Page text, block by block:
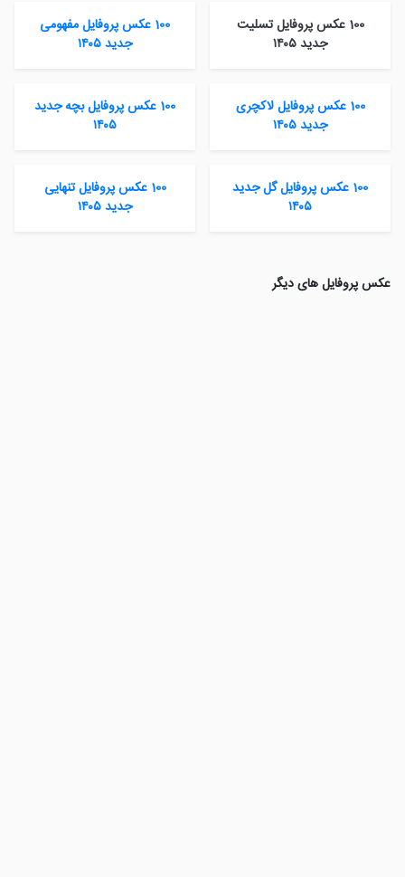
100 عکس پروفایل تسلیت
جدید ۱۴۰۵
100 عکس پروفایل مفهومی
جدید ۱۴۰۵
100 عکس پروفایل لاکچری
جدید ۱۴۰۵
100 عکس پروفایل بچه جدید
۱۴۰۵
100 عکس پروفایل گل جدید
۱۴۰۵
100 عکس پروفایل تنهایی
جدید ۱۴۰۵
عکس پروفایل های دیگر